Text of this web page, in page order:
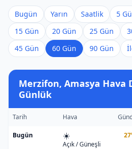
Bugün Yarın Saatlik 5
15 Gün
20 Gün 25 Gün
45 Gün
60 Gün 90 Gün
Merzifon, Amasya Hava
Günlük
Tarih Hava
Bugün ☀️
Açık / Güneşli